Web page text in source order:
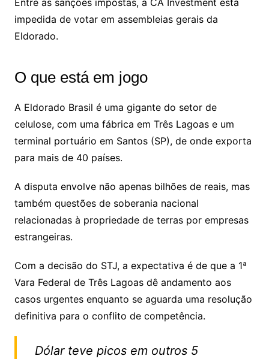
Entre as sanções impostas, a CA Investment está
impedida de votar em assembleias gerais da
Eldorado.
O que está em jogo
A Eldorado Brasil é uma gigante do setor de
celulose, com uma fábrica em Três Lagoas e um
terminal portuário em Santos (SP), de onde exporta
para mais de 40 países.
A disputa envolve não apenas bilhões de reais, mas
também questões de soberania nacional
relacionadas à propriedade de terras por empresas
estrangeiras.
Com a decisão do STJ, a expectativa é de que a 1ª
Vara Federal de Três Lagoas dê andamento aos
casos urgentes enquanto se aguarda uma resolução
definitiva para o conflito de competência.
Dólar teve picos em outros 5